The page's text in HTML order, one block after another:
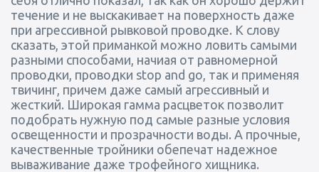
течение и не выскакивает на поверхность даже
при агрессивной рывковой проводке. К слову
сказать, этой приманкой можно ловить самыми
разными способами, начиая от равномерной
проводки, проводки stop and go, так и применяя
твичинг, причем даже самый агрессивный и
жесткий. Широкая гамма расцветок позволит
подобрать нужную под самые разные условия
освещенности и прозрачности воды. А прочные,
качественные тройники обепечат надежное
вываживание даже трофейного хищника.